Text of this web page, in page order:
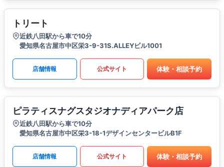
トリート
近鉄八田駅から車で10分
愛知県名古屋市中区栄3-9-31S.ALLEYビル1001
店舗情報 公式サイト 体験・相談予約
ピラティスナグスタジオナディアパーク店
近鉄八田駅から車で10分
愛知県名古屋市中区栄3-18-1デザインセンタービルB1F
店舗情報 公式サイト 体験・相談予約